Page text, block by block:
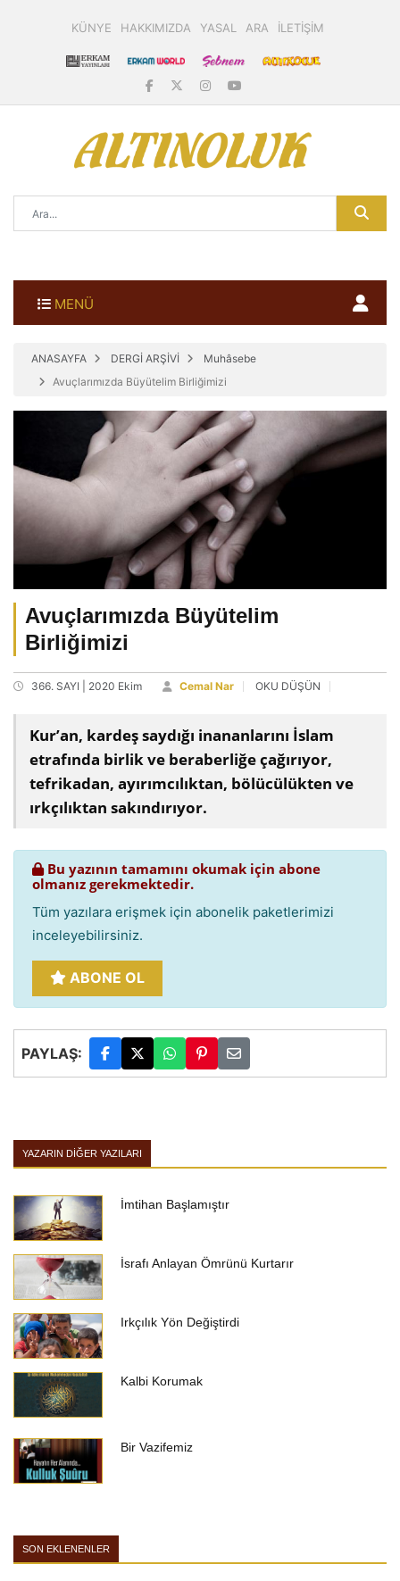
KÜNYE HAKKIMIZDA YASAL ARA İLETİŞİM
MENÜ
ANASAYFA DERGİ ARŞİVİ
Muhâsebe
Avuçlarımızda Büyütelim Birliğimizi
Avuçlarımızda Büyütelim
Birliğimizi
366. SAYI | 2020 Ekim Cemal Nar OKU DÜŞÜN
Kur’an, kardeş saydığı inananlarını İslam
etrafında birlik ve beraberliğe çağırıyor,
tefrikadan, ayırımcılıktan, bölücülükten ve
ırkçılıktan sakındırıyor.
Bu yazının tamamını okumak için abone
olmanız gerekmektedir.
Tüm yazılara erişmek için abonelik paketlerimizi
inceleyebilirsiniz.
ABONE OL
PAYLAŞ:
YAZARIN DIĞER YAZILARI
İmtihan Başlamıştır
İsrafı Anlayan Ömrünü Kurtarır
Irkçılık Yön Değiştirdi
Kalbi Korumak
Bir Vazifemiz
SON EKLENENLER